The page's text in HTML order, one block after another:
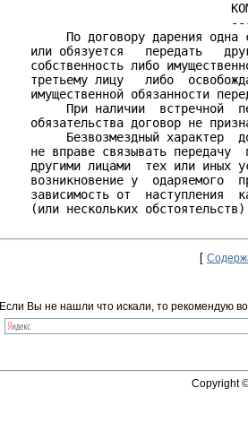
По договору дарения одна
или обязуется   передать
собственность либо
третьему лицу   либо
имущественной обязанности
При наличии  встречной
обязательства договор не
Безвозмездный характер
не вправе связывать передачу
другими лицами  тех или иных
возникновение у  одаряемого
зависимость от  наступления
(или нескольких
[
Если Вы не нашли что искали, то рекомендую
Copyright